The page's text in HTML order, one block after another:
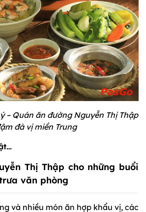
– Quán ăn đường Nguyễn Thị Thập
đà vị miền Trung
Thị Thập cho những buổi
văn phòng
và nhiều món ăn hợp khẩu vị, các